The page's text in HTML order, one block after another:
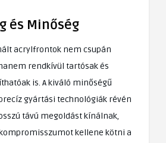
és Minőség
acrylfrontok nem csupán
rendkívül tartósak és
is. A kiváló minőségű
gyártási technológiák révén
távú megoldást kínálnak,
kellene kötni a